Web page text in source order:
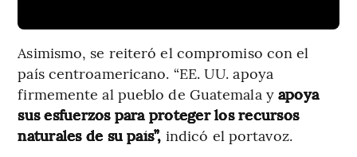
Asimismo, se reiteró el compromiso con el
país centroamericano. “EE. UU. apoya
firmemente al pueblo de Guatemala y apoya
sus esfuerzos para proteger los recursos
naturales de su país”, indicó el portavoz.